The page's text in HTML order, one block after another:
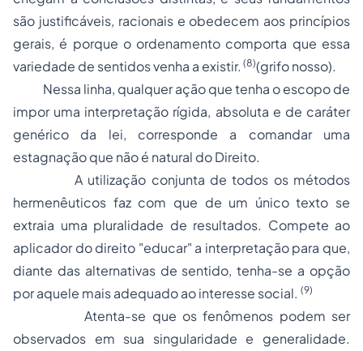
são justificáveis, racionais e obedecem aos princípios
gerais, é porque o ordenamento comporta que essa
variedade de sentidos venha a existir. (8)(grifo nosso).
Nessa linha, qualquer ação que tenha o escopo de
impor uma interpretação rígida, absoluta e de caráter
genérico da lei, corresponde a comandar uma
estagnação que não é natural do Direito.
A utilização conjunta de todos os métodos
hermenêuticos faz com que de um único texto se
extraia uma pluralidade de resultados. Compete ao
aplicador do direito "educar" a interpretação para que,
diante das alternativas de sentido, tenha-se a opção
por aquele mais adequado ao interesse social. (9)
Atenta-se que os fenômenos podem ser
observados em sua singularidade e generalidade.